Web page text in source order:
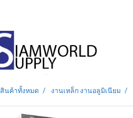
สินค้าทั้งหมด งานเหล็ก งานอลูมิเนียม